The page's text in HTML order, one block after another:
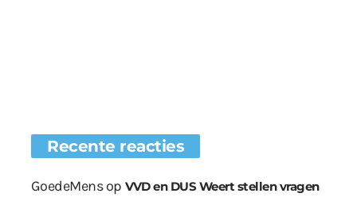
Recente reacties
GoedeMensop VVD en DUS Weert stellen vragen